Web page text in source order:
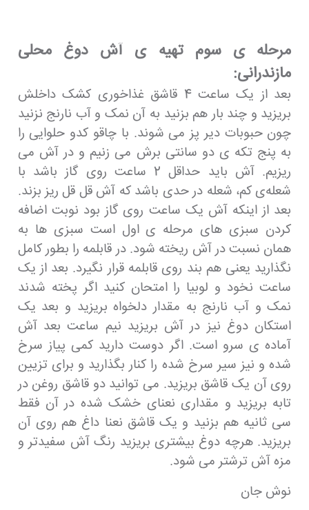
مرحله ی سوم تهیه ی آش دوغ محلی
مازندرانی:
بعد از یک ساعت 4 قاشق غذاخوری کشک داخلش
بریزید و چند بار هم بزنید به آن نمک و آب نارنج نزنید
چون حبوبات دیر پز می شوند. با چاقو کدو حلوایی را
به پنج تکه ی دو سانتی برش می زنیم و در آش می
ریزیم. آش باید حداقل 2 ساعت روی گاز باشد با
شعله‌ی کم، شعله در حدی باشد که آش قل قل ریز بزند.
بعد از اینکه آش یک ساعت روی گاز بود نوبت اضافه
کردن سبزی های مرحله ی اول است سبزی ها به
همان نسبت در آش ریخته شود. در قابلمه را بطور کامل
نگذارید یعنی هم بند روی قابلمه قرار نگیرد. بعد از یک
ساعت نخود و لوبیا را امتحان کنید اگر پخته شدند
نمک و آب نارنج به مقدار دلخواه بریزید و بعد یک
استکان دوغ نیز در آش بریزید نیم ساعت بعد آش
آماده ی سرو است. اگر دوست دارید کمی پیاز سرخ
شده و نیز سیر سرخ شده را کنار بگذارید و برای تزیین
روی آن یک قاشق بریزید. می توانید دو قاشق روغن در
تابه بریزید و مقداری نعنای خشک شده در آن فقط
سی ثانیه هم بزنید و یک قاشق نعنا داغ هم روی آن
بریزید. هرچه دوغ بیشتری بریزید رنگ آش سفیدتر و
مزه آش ترشتر می شود.
نوش جان